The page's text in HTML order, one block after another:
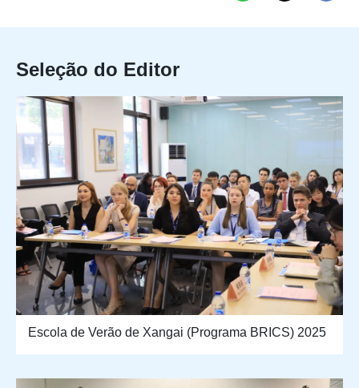
Seleção do Editor
Escola de Verão de Xangai (Programa BRICS) 2025